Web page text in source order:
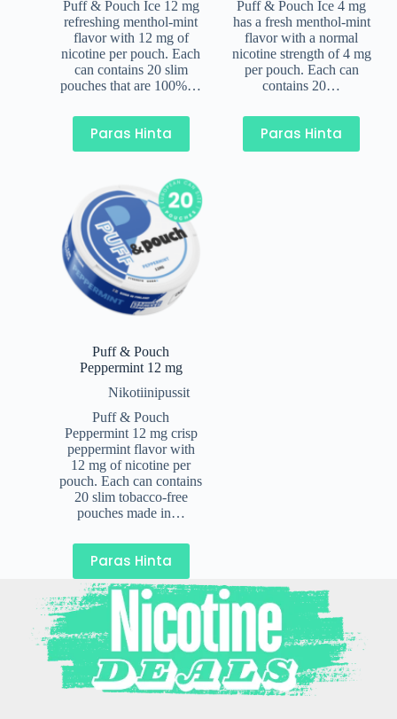
Puff & Pouch Ice 12 mg
refreshing menthol-mint
flavor with 12 mg of
nicotine per pouch. Each
can contains 20 slim
pouches that are 100%…
Paras Hinta
Puff & Pouch Ice 4 mg
has a fresh menthol-mint
flavor with a normal
nicotine strength of 4 mg
per pouch. Each can
contains 20…
Paras Hinta
Puff & Pouch
Peppermint 12 mg
Nikotiinipussit
Puff & Pouch
Peppermint 12 mg crisp
peppermint flavor with
12 mg of nicotine per
pouch. Each can contains
20 slim tobacco-free
pouches made in…
Paras Hinta